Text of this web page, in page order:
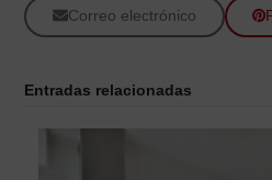
Correo electrónico
Entradas relacionadas